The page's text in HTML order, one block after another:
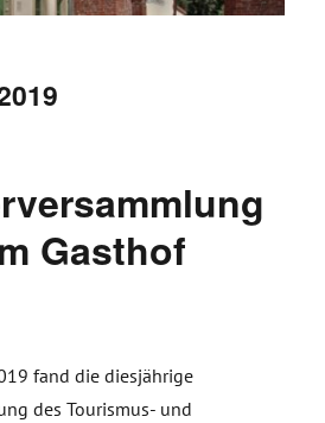
Gasthof
fand die diesjährige
des Tourismus- und